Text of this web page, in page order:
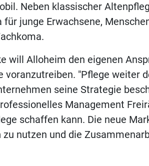
Neben klassischer
für junge Erwachsene,
will Alloheim den eigenen
voranzutreiben. "Pflege weiter
seine Strategie
Management
schaffen kann. Die neue
zu nutzen und die